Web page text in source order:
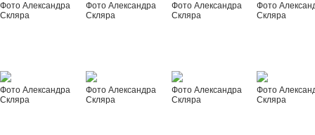
Фото Александра
Скляра
Фото Александра
Скляра
Фото Александра
Скляра
Фото
Скляра
Фото Александра
Скляра
Фото Александра
Скляра
Фото Александра
Скляра
Фото
Скляра